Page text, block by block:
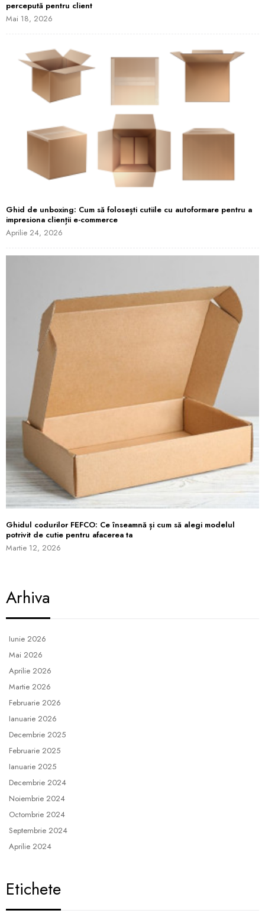
percepută pentru client
Mai 18, 2026
Ghid de unboxing: Cum să folosești cutiile cu autoformare pentru a
impresiona clienții e-commerce
Aprilie 24, 2026
Ghidul codurilor FEFCO: Ce înseamnă și cum să alegi modelul
potrivit de cutie pentru afacerea ta
Martie 12, 2026
Arhiva
Iunie 2026
Mai 2026
Aprilie 2026
Martie 2026
Februarie 2026
Ianuarie 2026
Decembrie 2025
Februarie 2025
Ianuarie 2025
Decembrie 2024
Noiembrie 2024
Octombrie 2024
Septembrie 2024
Aprilie 2024
Etichete